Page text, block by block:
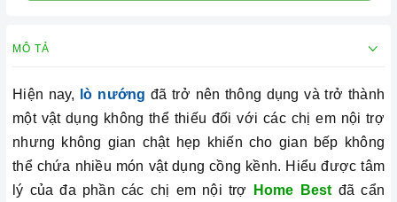
MÔ TẢ
Hiện nay, lò nướng đã trở nên thông dụng và trở thành
một vật dụng không thể thiếu đối với các chị em nội trợ
nhưng không gian chật hẹp khiến cho gian bếp không
thể chứa nhiều món vật dụng cồng kềnh. Hiểu được tâm
lý của đa phần các chị em nội trợ
Home Best đã cẩn